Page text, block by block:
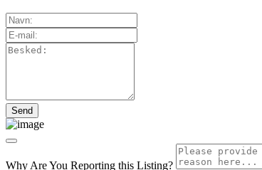
Why Are You Reporting this Listing?